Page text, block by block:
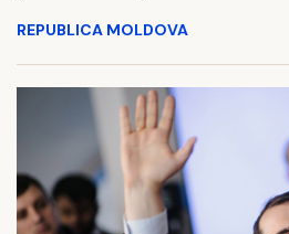
REPUBLICA MOLDOVA